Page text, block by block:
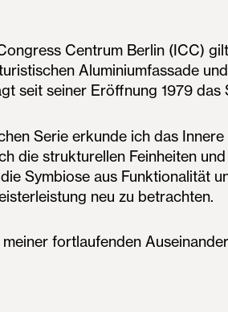
Centrum Berlin (ICC)
Aluminiumfassade
seit seiner Eröffnung 1979 das
Serie erkunde ich das
die strukturellen Feinheiten
Symbiose aus Funktionalität
neu zu betrachten.
fortlaufenden